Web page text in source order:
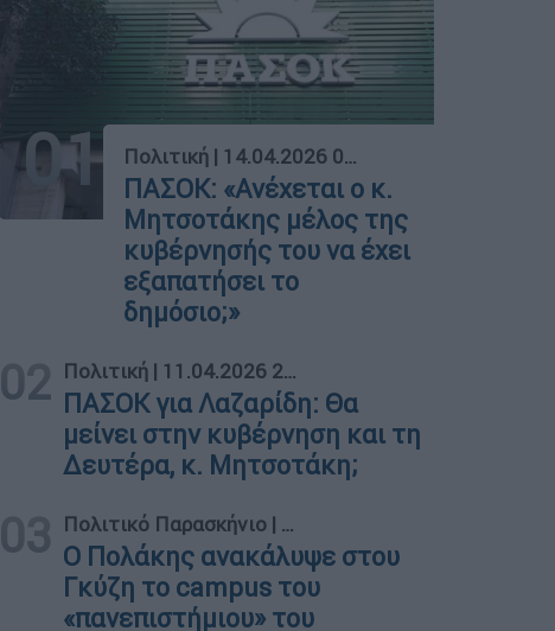
01 Πολιτική | 14.04.2026 09:28
ΠΑΣΟΚ: «Ανέχεται ο κ.
Μητσοτάκης μέλος της
κυβέρνησής του να έχει
εξαπατήσει το
δημόσιο;»
02 Πολιτική | 11.04.2026 20:30
ΠΑΣΟΚ για Λαζαρίδη: Θα
μείνει στην κυβέρνηση και τη
Δευτέρα, κ. Μητσοτάκη;
03 Πολιτικό Παρασκήνιο | 08.04.2026 15:16
Ο Πολάκης ανακάλυψε στου
Γκύζη το campus του
«πανεπιστήμιου» του